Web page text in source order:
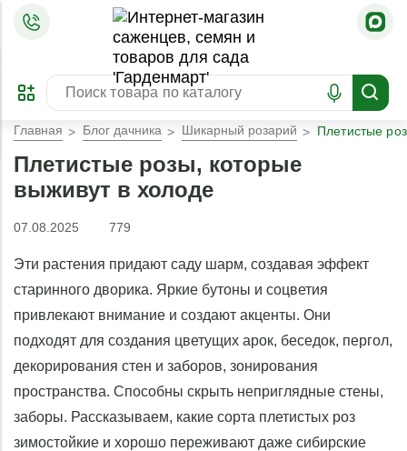
ПРЕДЗАКАЗ
ЗАБРОНИРОВАТЬ
ЛУЧШЕЕ
Главная Блог дачника Шикарный розарий Плетистые
Плетистые розы, которые
выживут в холоде
07.08.2025 779
Эти растения придают саду шарм, создавая эффект
старинного дворика. Яркие бутоны и соцветия
привлекают внимание и создают акценты. Они
подходят для создания цветущих арок, беседок, пергол,
декорирования стен и заборов, зонирования
пространства. Способны скрыть неприглядные стены,
заборы. Рассказываем, какие сорта плетистых роз
зимостойкие и хорошо переживают даже сибирские